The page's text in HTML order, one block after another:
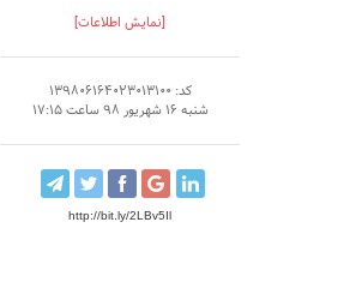
[نمایش اطلاعات]
کد: 139806164023013100
شنبه 16 شهریور 98 ساعت 17:15
http://bit.ly/2LBv5Il